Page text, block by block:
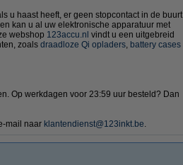
u haast heeft, er geen stopcontact in de buurt
kan u al uw elektronische apparatuur met
webshop 123accu.nl vindt u een uitgebreid
zoals draadloze Qi opladers, battery cases
Op werkdagen voor 23:59 uur besteld? Dan
mail naar klantendienst@123inkt.be.